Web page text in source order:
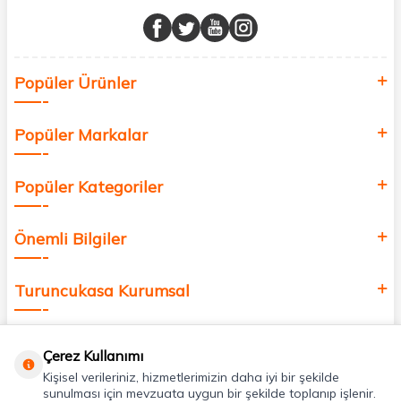
buluşturuyor ve online alışveriş deneyiminizi en iyi hale getiriyoruz.
Sağlık, güzellik ve iyi yaşam için aradığınız her şey burada!
değer katmak için bize katılın!
Popüler Ürünler
Popüler Markalar
Popüler Kategoriler
Önemli Bilgiler
Turuncukasa Kurumsal
Uygulamalarımız
Çerez Kullanımı
Kişisel verileriniz, hizmetlerimizin daha iyi bir şekilde
sunulması için mevzuata uygun bir şekilde toplanıp işlenir.